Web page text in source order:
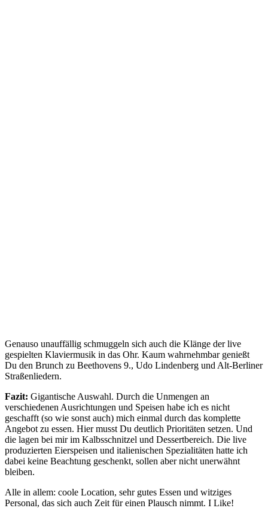
Genauso unauffällig schmuggeln sich auch die Klänge der live
gespielten Klaviermusik in das Ohr. Kaum wahrnehmbar genießt
Du den Brunch zu Beethovens 9., Udo Lindenberg und Alt-Berliner
Straßenliedern.
Fazit: Gigantische Auswahl. Durch die Unmengen an
verschiedenen Ausrichtungen und Speisen habe ich es nicht
geschafft (so wie sonst auch) mich einmal durch das komplette
Angebot zu essen. Hier musst Du deutlich Prioritäten setzen. Und
die lagen bei mir im Kalbsschnitzel und Dessertbereich. Die live
produzierten Eierspeisen und italienischen Spezialitäten hatte ich
dabei keine Beachtung geschenkt, sollen aber nicht unerwähnt
bleiben.
Alle in allem: coole Location, sehr gutes Essen und witziges
Personal, das sich auch Zeit für einen Plausch nimmt. I Like!